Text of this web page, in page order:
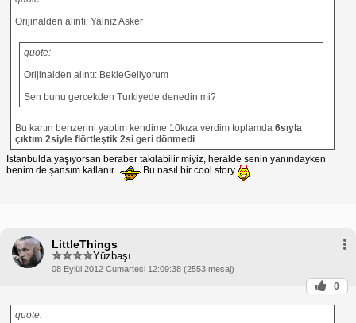
Orijinalden alıntı: Yalnız Asker
quote:
Orijinalden alıntı: BekleGeliyorum
Sen bunu gercekden Turkiyede denedin mi?
Bu kartın benzerini yaptım kendime 10kıza verdim toplamda 6sıyla
çıktım 2siyle flörtleştik 2si geri dönmedi
İstanbulda yaşıyorsan beraber takılabilir miyiz, heralde senin yanındayken
benim de şansım katlanır.
Bu nasıl bir cool story
LittleThings
Yüzbaşı
08 Eylül 2012 Cumartesi 12:09:38 (2553 mesaj)
0
quote: